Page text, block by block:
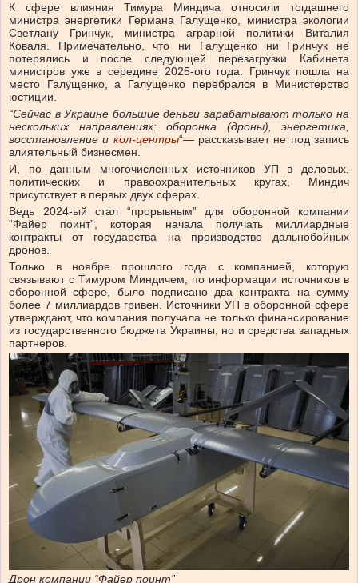
К сфере влияния Тимура Миндича относили тогдашнего
министра энергетики Германа Галущенко, министра экологии
Светлану Гринчук, министра аграрной политики Виталия
Коваля. Примечательно, что ни Галущенко ни Гринчук не
потерялись и после следующей перезагрузки Кабинета
министров уже в середине 2025-ого года. Гринчук пошла на
место Галущенко, а Галущенко перебрался в Министерство
юстиции.
“Сейчас в Украине большие деньги зарабатывают только на
нескольких направлениях: оборонка (дроны), энергетика,
восстановление и кол-центры“— рассказывает не под запись
влиятельный бизнесмен.
И, по данным многочисленных источников УП в деловых,
политических и правоохранительных кругах, Миндич
присутствует в первых двух сферах.
Ведь 2024-ый стал “прорывным” для оборонной компании
“Файер поинт”, которая начала получать миллиардные
контракты от государства на производство дальнобойных
дронов.
Только в ноябре прошлого года с компанией, которую
связывают с Тимуром Миндичем, по информации источников в
оборонной сфере, было подписано два контракта на сумму
более 7 миллиардов гривен. Источники УП в оборонной сфере
утверждают, что компания получала не только финансирование
из государственного бюджета Украины, но и средства западных
партнеров.
Дрон компании “Файер поинт”